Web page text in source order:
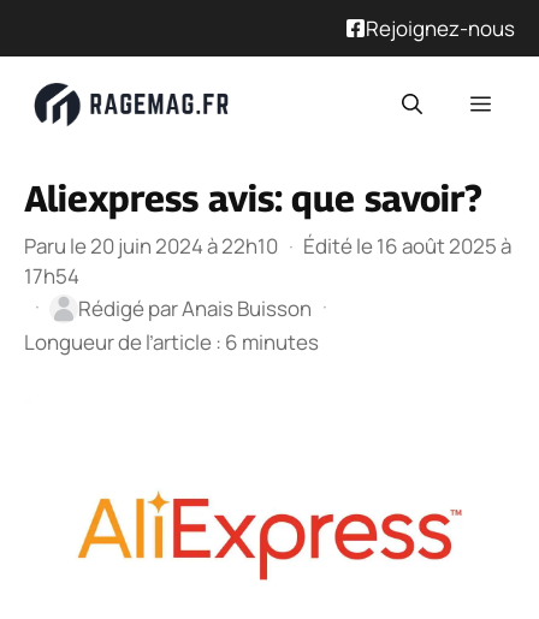
Rejoignez-nous
Aliexpress avis: que savoir?
Paru le 20 juin 2024 à 22h10 · Édité le 16 août 2025 à
17h54
·
Rédigé parAnais Buisson ·
Longueur de l’article : 6 minutes